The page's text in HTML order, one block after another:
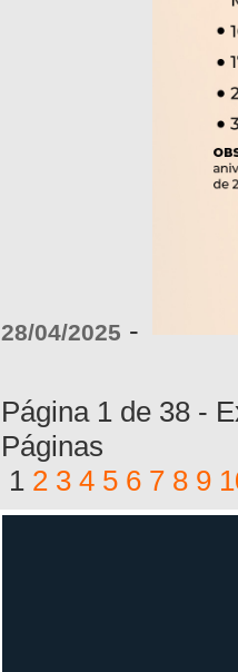
28/04/2025 -
Página 1 de 38 -
Páginas
1 2 3 4 5 6 7 8 9